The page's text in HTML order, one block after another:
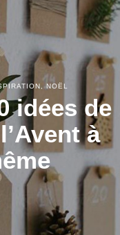
,NOËL
idées de
à